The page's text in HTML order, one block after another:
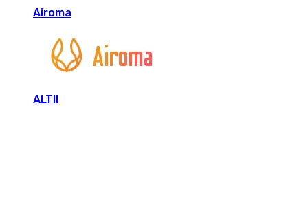
Airoma
ALTII